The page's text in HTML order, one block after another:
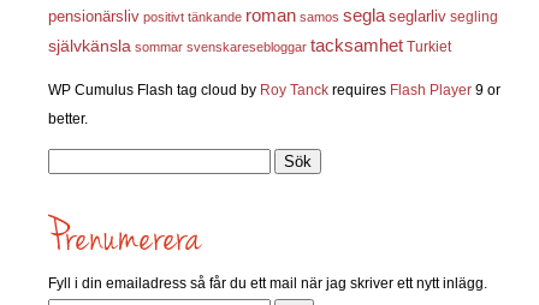
pensionärsliv positivt tänkande roman samos segla seglarliv segling
självkänsla sommar svenskaresebloggar tacksamhet Turkiet
WP Cumulus Flash tag cloud by Roy Tanck requires Flash Player 9 or
better.
Fyll i din emailadress så får du ett mail när jag skriver ett nytt inlägg.